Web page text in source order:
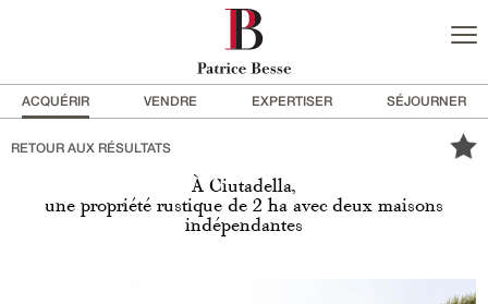
ACQUÉRIR VENDRE EXPERTISER SÉJOURNER
RETOUR AUX RÉSULTATS
À Ciutadella,
une propriété rustique de 2 ha avec deux maisons
indépendantes